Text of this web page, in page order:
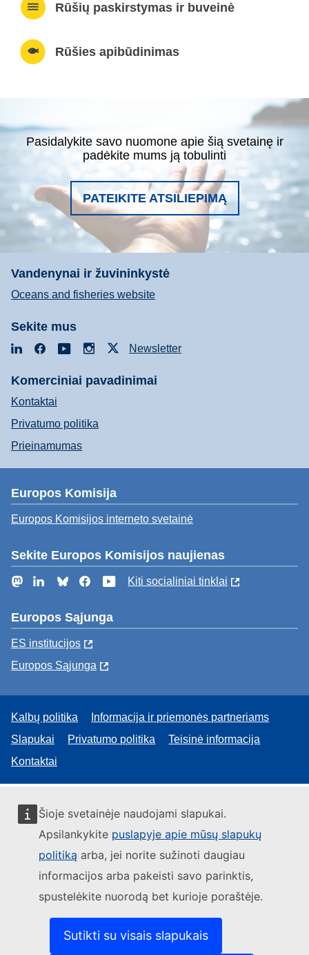
Šioje svetainėje naudojami slapukai.
Apsilankykite puslapyje apie mūsų slapukų
politiką arba, jei norite sužinoti daugiau
informacijos arba pakeisti savo parinktis,
spustelėkite nuorodą bet kurioje poraštėje.
Sutikti su visais slapukais
Rūšių paskirstymas ir buveinė
Rūšies apibūdinimas
Pasidalykite savo nuomone apie šią svetainę ir
padėkite mums ją tobulinti
PATEIKITE ATSILIEPIMĄ
Vandenynai ir žuvininkystė
Oceans and fisheries website
Sekite mus
LinkedInFacebookYouTubeInstagramNewsletter
Komerciniai pavadinimai
Kontaktai
Privatumo politika
Prieinamumas
Europos Komisija
Europos Komisijos interneto svetainė
Sekite Europos Komisijos naujienas
MastodonLinkedInBlueskyFacebookYouTube
Kiti socialiniai tinklai
Europos Sąjunga
ES institucijоs
Europos Sąjunga
Kalbų politika
Informacija ir priemonės partneriams
Slapukai
Privatumo politika
Teisinė informacija
Kontaktai